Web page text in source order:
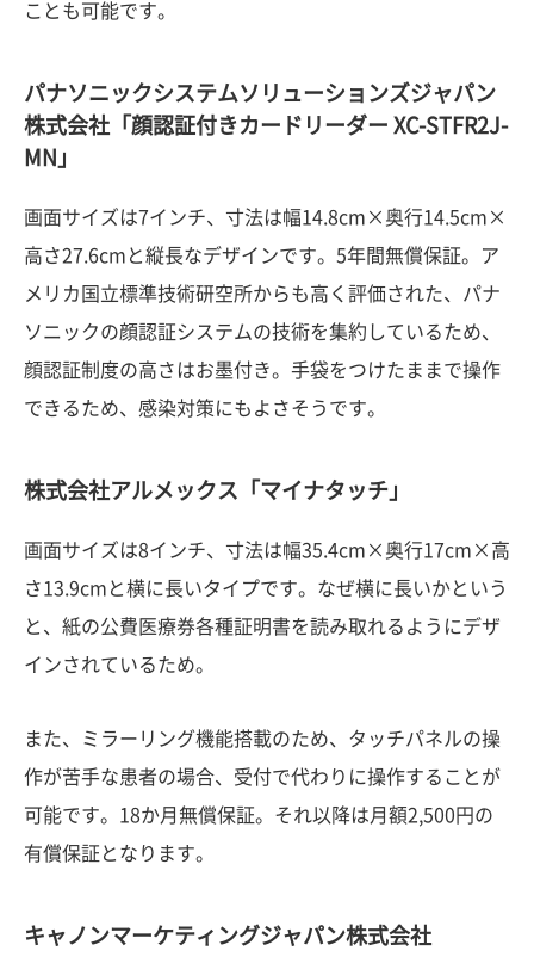
ことも可能です。
パナソニックシステムソリューションズジャパン
株式会社「顔認証付きカードリーダー XC-STFR2J-
MN」
画面サイズは7インチ、寸法は幅14.8cm×奥行14.5cm×
高さ27.6cmと縦長なデザインです。5年間無償保証。ア
メリカ国立標準技術研空所からも高く評価された、パナ
ソニックの顔認証システムの技術を集約しているため、
顔認証制度の高さはお墨付き。手袋をつけたままで操作
できるため、感染対策にもよさそうです。
株式会社アルメックス「マイナタッチ」
画面サイズは8インチ、寸法は幅35.4cm×奥行17cm×高
さ13.9cmと横に長いタイプです。なぜ横に長いかという
と、紙の公費医療券各種証明書を読み取れるようにデザ
インされているため。
また、ミラーリング機能搭載のため、タッチパネルの操
作が苦手な患者の場合、受付で代わりに操作することが
可能です。18か月無償保証。それ以降は月額2,500円の
有償保証となります。
キャノンマーケティングジャパン株式会社